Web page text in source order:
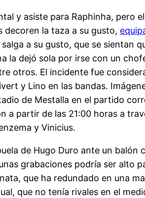
y asiste para Raphinha,
decoren la taza a su gusto,
a su gusto, que se sientan
la dejó sola por irse con un
otros. El incidente fue
y Lino en las bandas.
de Mestalla en el partido
a partir de las 21:00 horas a
y Vinicius.
de Hugo Duro ante un
grabaciones podría ser alto
que ha redundado en una
que no tenía rivales en el